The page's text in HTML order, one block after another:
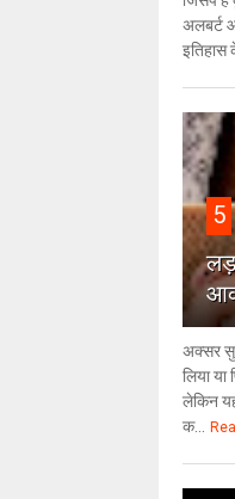
अलबर्ट
इतिहास
5
अक्सर
लिया
लेकिन
क...